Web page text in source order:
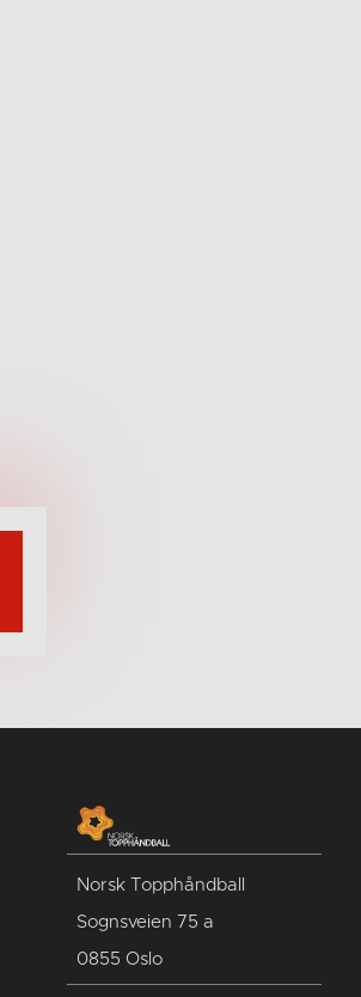
Norsk Topphåndball
Sognsveien 75 a
0855 Oslo